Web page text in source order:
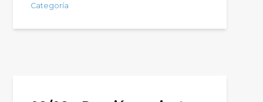
Categoría